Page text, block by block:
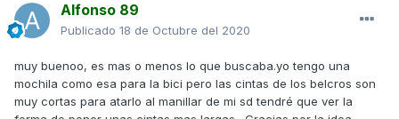
Alfonso 89
Publicado 18 de Octubre del 2020
muy buenoo, es mas o menos lo que buscaba.yo tengo una
mochila como esa para la bici pero las cintas de los belcros son
muy cortas para atarlo al manillar de mi sd tendré que ver la